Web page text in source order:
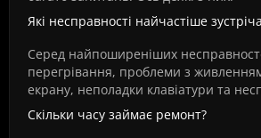
Які несправності найчастіше
Серед найпоширеніших
перегрівання, проблеми з
екрану, неполадки клавіатури та
Скільки часу займає ремонт?